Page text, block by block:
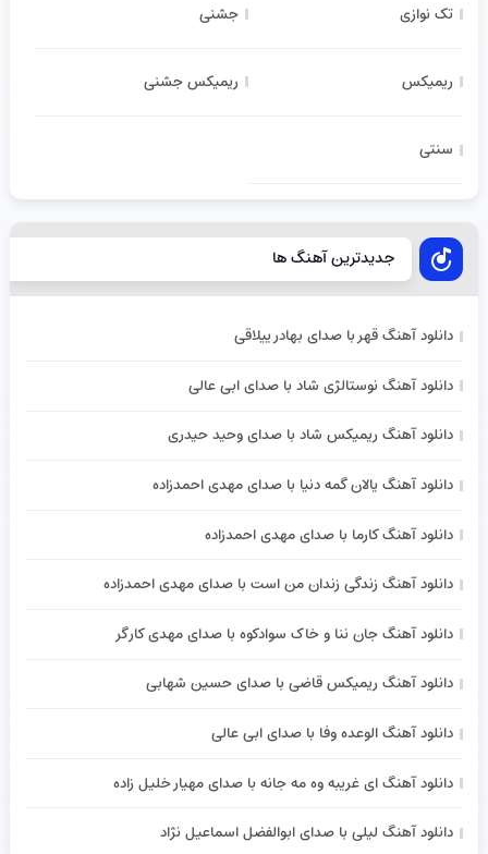
تک نوازی جشنی
ریمیکس ریمیکس جشنی
سنتی
جدیدترین آهنگ ها
دانلود آهنگ قهر با صدای بهادر ییلاقی
دانلود آهنگ نوستالژی شاد با صدای ابی عالی
دانلود آهنگ ریمیکس شاد با صدای وحید حیدری
دانلود آهنگ یالان گمه دنیا با صدای مهدی احمدزاده
دانلود آهنگ کارما با صدای مهدی احمدزاده
دانلود آهنگ زندگی زندان من است با صدای مهدی احمدزاده
دانلود آهنگ جان ننا و خاک سوادکوه با صدای مهدی کارگر
دانلود آهنگ ریمیکس قاضی با صدای حسین شهابی
دانلود آهنگ الوعده وفا با صدای ابی عالی
دانلود آهنگ ای غریبه وه مه جانه با صدای مهیار خلیل زاده
دانلود آهنگ لیلی با صدای ابوالفضل اسماعیل نژاد